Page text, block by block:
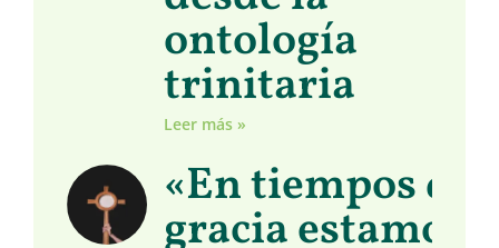
ontología
trinitaria
Leer más »
«En tiempos de
gracia estamos